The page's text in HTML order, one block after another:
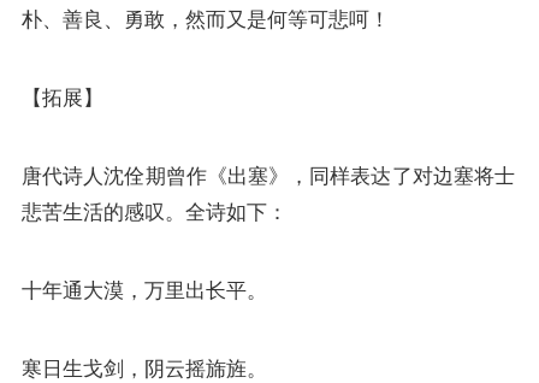
朴、善良、勇敢，然而又是何等可悲呵！
【拓展】
唐代诗人沈佺期曾作《出塞》，同样表达了对边塞将士
悲苦生活的感叹。全诗如下：
十年通大漠，万里出长平。
寒日生戈剑，阴云摇旆旌。